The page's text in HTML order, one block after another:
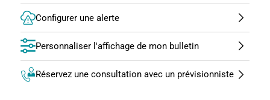
Configurer une alerte
Personnaliser l'affichage de mon bulletin
Réservez une consultation avec un prévisionniste